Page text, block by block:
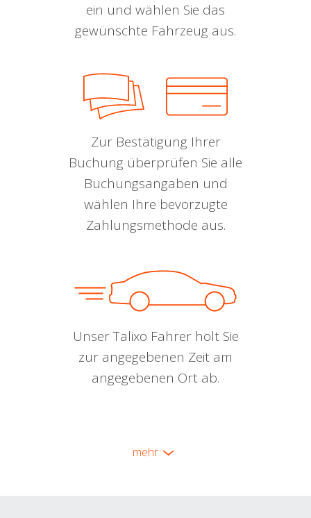
ein und wählen Sie das
gewünschte Fahrzeug aus.
Zur Bestätigung Ihrer
Buchung überprüfen Sie alle
Buchungsangaben und
wählen Ihre bevorzugte
Zahlungsmethode aus.
Unser Talixo Fahrer holt Sie
zur angegebenen Zeit am
angegebenen Ort ab.
mehr